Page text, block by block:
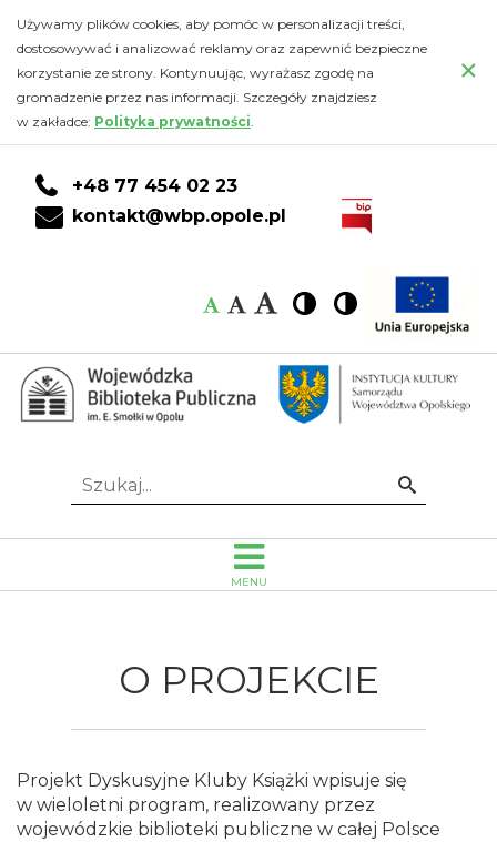
O
PROJEKCIE
Wojewódzka
Biblioteka
Emanuela
Smołki
Opolu
do
głównej
treści
DO
KONTA
CZYTELNIKA
DO
WYSZUKIWARKI
do
stopki
Używamy plików cookies, aby pomóc w personalizacji treści,
dostosowywać i analizować reklamy oraz zapewnić bezpieczne
korzystanie ze strony. Kontynuując, wyrażasz zgodę na
gromadzenie przez nas informacji. Szczegóły znajdziesz
w zakładce: Polityka prywatności.
×
+48 77 454 02 23
kontakt@wbp.opole.pl
Czcionka:
Czcionka
Czcionka
Czcionka
Wysoki
kontrast
Wysoki
kontrast
Idź
Szukaj...
MENU
O PROJEKCIE
Projekt Dyskusyjne Kluby Książki wpisuje się
w wieloletni program, realizowany przez
wojewódzkie biblioteki publiczne w całej Polsce